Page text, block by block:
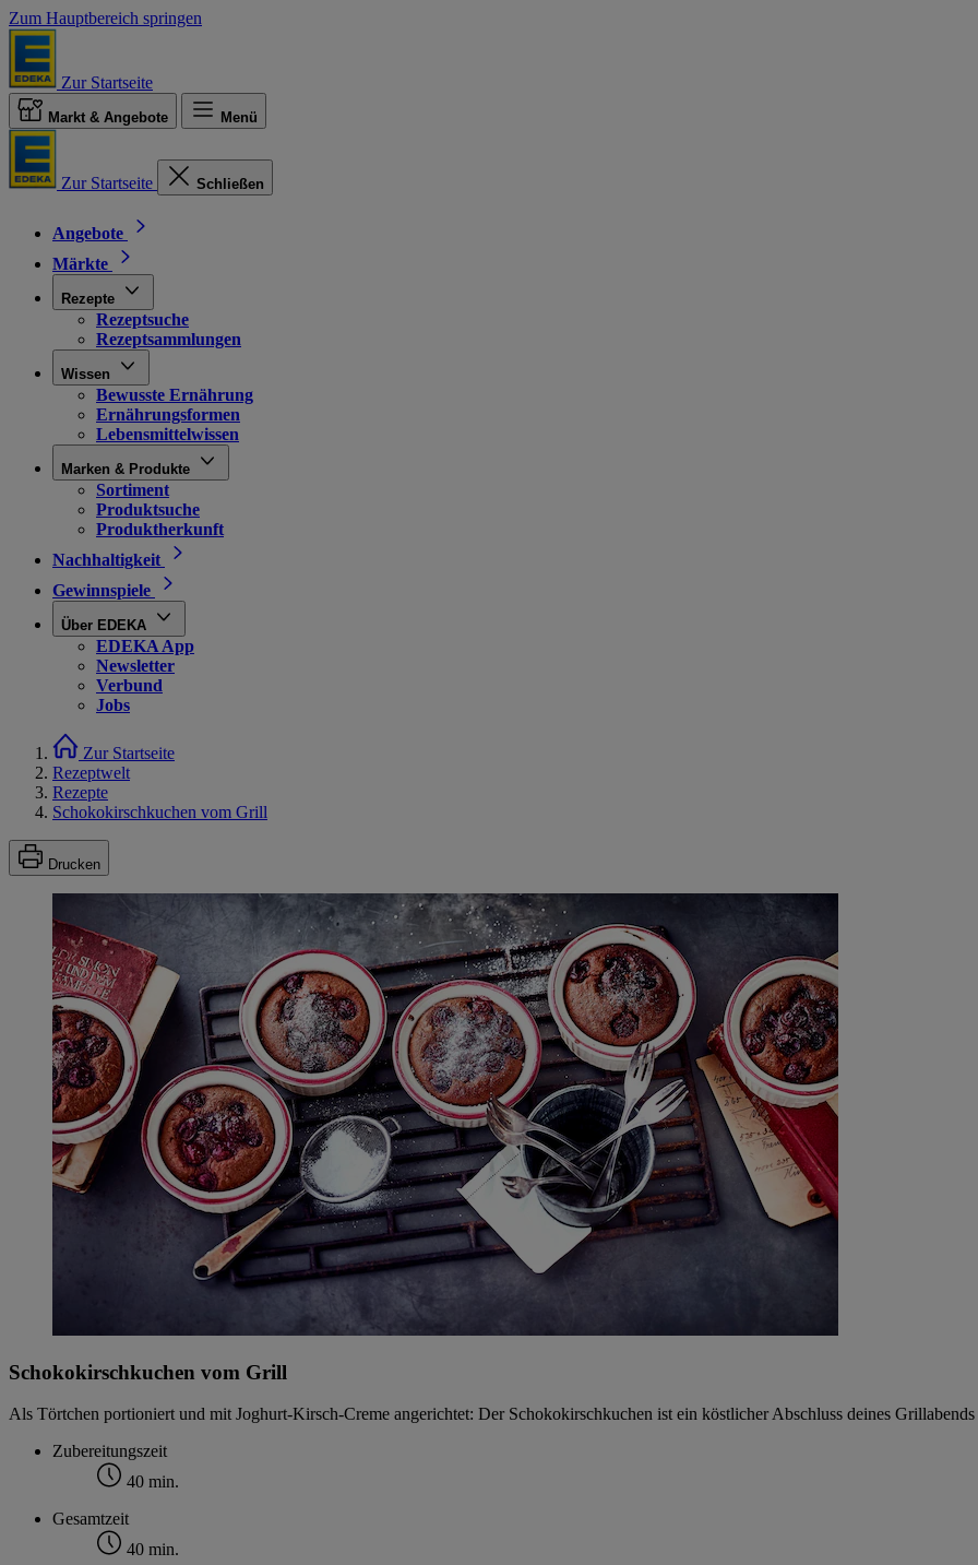
Zum Hauptbereich springen
Zur Startseite
Markt & Angebote Menü
Zur Startseite Schließen
Angebote
Märkte
Rezepte
Rezeptsuche
Rezeptsammlungen
Wissen
Bewusste Ernährung
Ernährungsformen
Lebensmittelwissen
Marken & Produkte
Sortiment
Produktsuche
Produktherkunft
Nachhaltigkeit
Gewinnspiele
Über EDEKA
EDEKA App
Newsletter
Verbund
Jobs
Zur Startseite
Rezeptwelt
Rezepte
Schokokirschkuchen vom Grill
Drucken
Schokokirschkuchen vom Grill
Als Törtchen portioniert und mit Joghurt-Kirsch-Creme angerichtet: Der Schokokirschkuchen ist ein köstlicher Abschluss deines
Zubereitungszeit
40 min.
Gesamtzeit
40 min.